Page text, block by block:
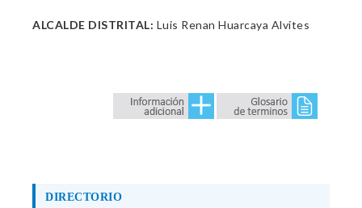
ALCALDE DISTRITAL: Luis Renan Huarcaya Alvites
DIRECTORIO